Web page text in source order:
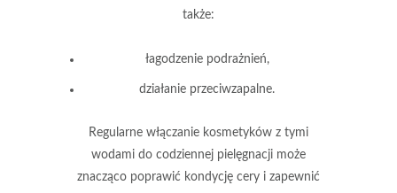
także:
łagodzenie podrażnień,
działanie przeciwzapalne.
Regularne włączanie kosmetyków z tymi
wodami do codziennej pielęgnacji może
znacząco poprawić kondycję cery i zapewnić